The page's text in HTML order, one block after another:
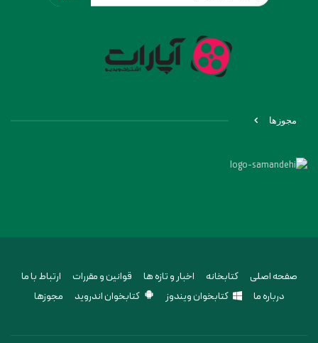
مجوزها
صفحه اصلی کتابخانه اخبار و تازه ها قوانین و مقررات
ارتباط با ما
درباره ما
کتابخوان ویندوز کتابخوان اندروید مجوزها